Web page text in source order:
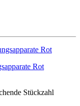
Rot
Stückzahl